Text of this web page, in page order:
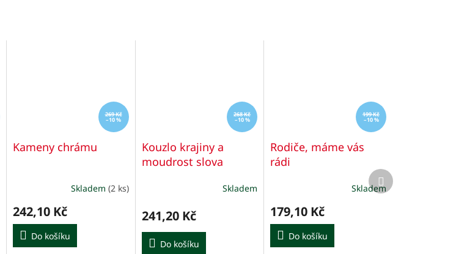
269 Kč
–10 %
Kameny chrámu
Skladem (2 ks)
242,10 Kč
Do košíku
268 Kč
–10 %
Kouzlo krajiny a
moudrost slova
Skladem
241,20 Kč
Do košíku
199 Kč
–10 %
Rodiče, máme vás
rádi
Skladem
179,10 Kč
Do košíku
Další
produkt